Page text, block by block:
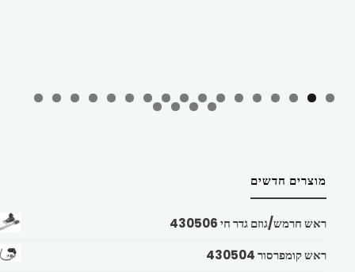
מוצרים חדשים
ראש חרמש/גוזם גדר חי 430506
ראש קומפרסור 430504